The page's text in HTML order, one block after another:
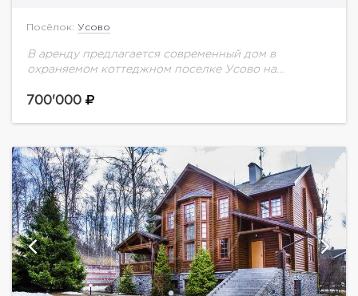
Посёлок: Усово
В аренду предлагается современный дом в
охраняемом коттеджном поселке Усово на
натуральными материалами. В доме выполнен
700'000